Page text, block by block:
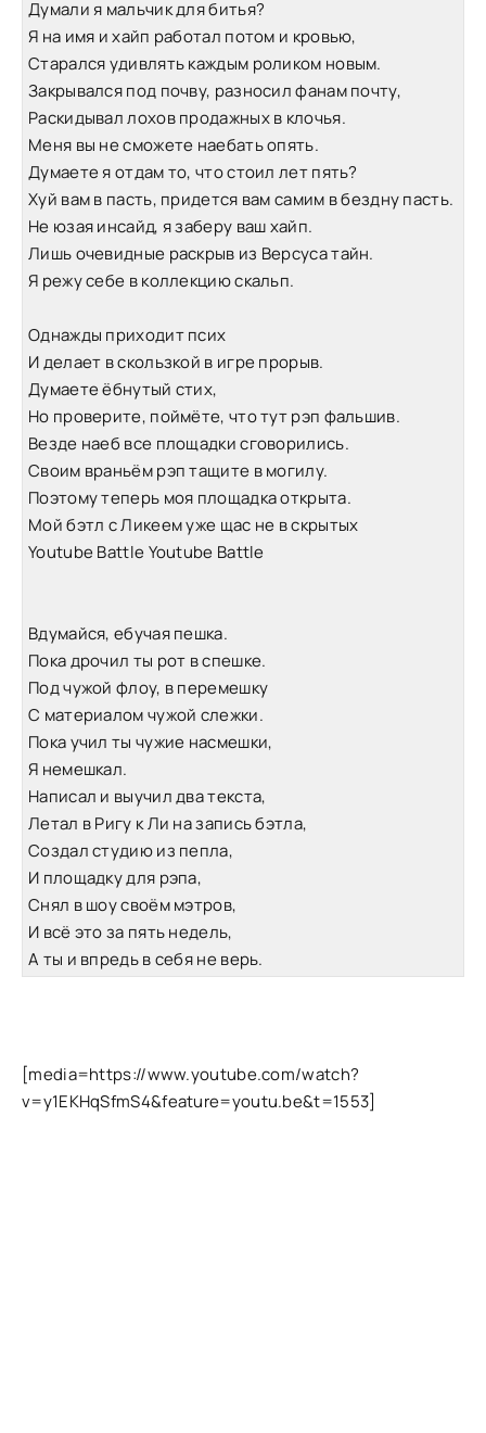
Думали я мальчик для битья?
Я на имя и хайп работал потом и кровью,
Старался удивлять каждым роликом новым.
Закрывался под почву, разносил фанам почту,
Раскидывал лохов продажных в клочья.
Меня вы не сможете наебать опять.
Думаете я отдам то, что стоил лет пять?
Хуй вам в пасть, придется вам самим в бездну пасть.
Не юзая инсайд, я заберу ваш хайп.
Лишь очевидные раскрыв из Версуса тайн.
Я режу себе в коллекцию скальп.
Однажды приходит псих
И делает в скользкой в игре прорыв.
Думаете ёбнутый стих,
Но проверите, поймёте, что тут рэп фальшив.
Везде наеб все площадки сговорились.
Своим враньём рэп тащите в могилу.
Поэтому теперь моя площадка открыта.
Мой бэтл с Ликеем уже щас не в скрытых
Youtube Battle Youtube Battle
Вдумайся, ебучая пешка.
Пока дрочил ты рот в спешке.
Под чужой флоу, в перемешку
С материалом чужой слежки.
Пока учил ты чужие насмешки,
Я немешкал.
Написал и выучил два текста,
Летал в Ригу к Ли на запись бэтла,
Создал студию из пепла,
И площадку для рэпа,
Снял в шоу своём мэтров,
И всё это за пять недель,
А ты и впредь в себя не верь.
[media=https://www.youtube.com/watch?
v=y1EKHqSfmS4&feature=youtu.be&t=1553]